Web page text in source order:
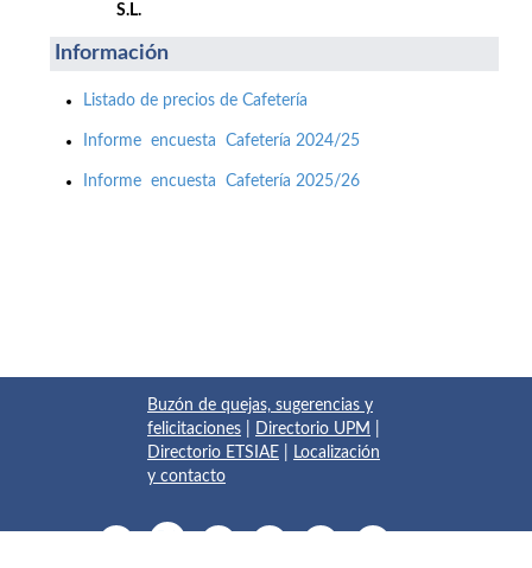
S.L.
Información
Listado de precios de Cafetería
Informe encuesta Cafetería 2024/25
Informe encuesta Cafetería 2025/26
Buzón de quejas, sugerencias y
felicitaciones
Directorio UPM
Directorio ETSIAE
Localización
y contacto